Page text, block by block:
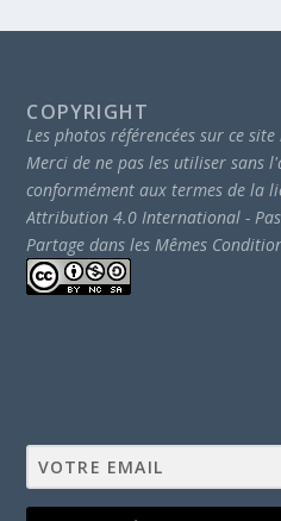
COPYRIGHT
Les photos référencées sur ce
Merci de ne pas les utiliser sans
conformément aux termes de la
Attribution 4.0 International -
Partage dans les Mêmes